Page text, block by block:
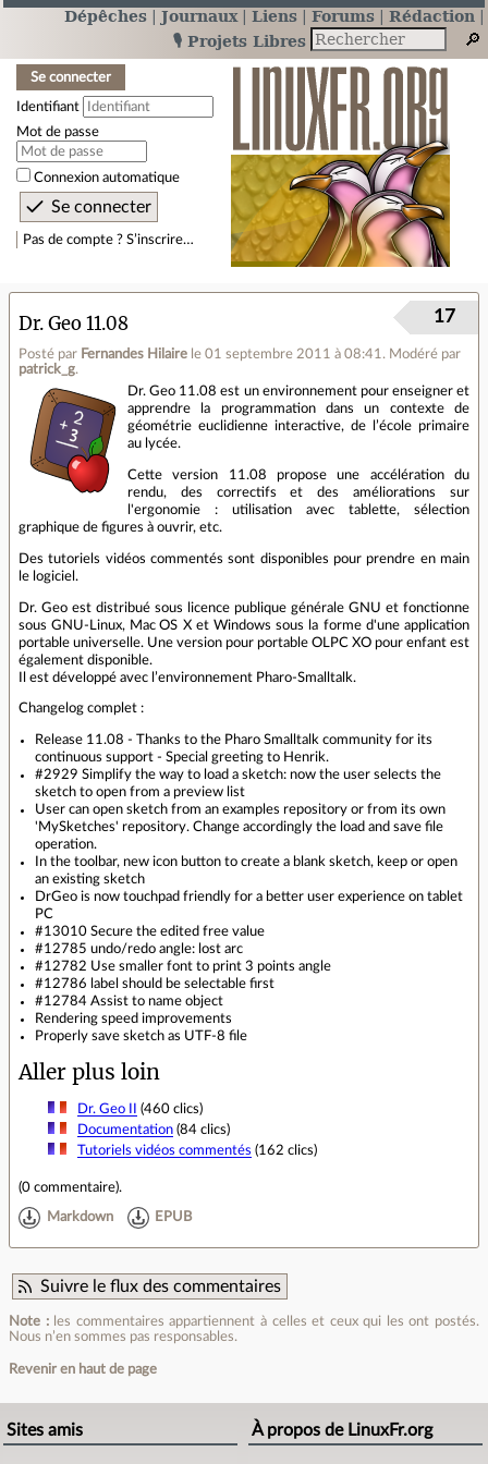
Dépêches Journaux Liens Forums
Rédaction
🎙️ Projets Libres
Se connecter
Identifiant
Mot de passe
Connexion automatique
Pas de compte ? S’inscrire…
Dr. Geo 11.08
Posté par Fernandes Hilaire le 01 septembre 2011 à 08:41 . Modéré par
patrick_g.
17
Dr. Geo 11.08 est un environnement pour enseigner et
apprendre la programmation dans un contexte de
géométrie euclidienne interactive, de l’école primaire
au lycée.
Cette version 11.08 propose une accélération du
rendu, des correctifs et des améliorations sur
l'ergonomie : utilisation avec tablette, sélection
graphique de figures à ouvrir, etc.
Des tutoriels vidéos commentés sont disponibles pour prendre en main
le logiciel.
Dr. Geo est distribué sous licence publique générale GNU et fonctionne
sous GNU-Linux, Mac OS X et Windows sous la forme d'une application
portable universelle. Une version pour portable OLPC XO pour enfant est
également disponible.
Il est développé avec l’environnement Pharo-Smalltalk.
Changelog complet :
Release 11.08 - Thanks to the Pharo Smalltalk community for its
continuous support - Special greeting to Henrik.
#2929 Simplify the way to load a sketch: now the user selects the
sketch to open from a preview list
User can open sketch from an examples repository or from its own
'MySketches' repository. Change accordingly the load and save file
operation.
In the toolbar, new icon button to create a blank sketch, keep or open
an existing sketch
DrGeo is now touchpad friendly for a better user experience on tablet
PC
#13010 Secure the edited free value
#12785 undo/redo angle: lost arc
#12782 Use smaller font to print 3 points angle
#12786 label should be selectable first
#12784 Assist to name object
Rendering speed improvements
Properly save sketch as UTF-8 file
Aller plus loin
Dr. Geo II
(460 clics)
Documentation(84 clics)
Tutoriels vidéos commentés (162 clics)
(0 commentaire).
Markdown EPUB
Suivre le flux des commentaires
Note :les commentaires appartiennent à celles et ceux qui les ont postés.
Nous n’en sommes pas responsables.
Revenir en haut de page
Sites amis À propos de LinuxFr.org